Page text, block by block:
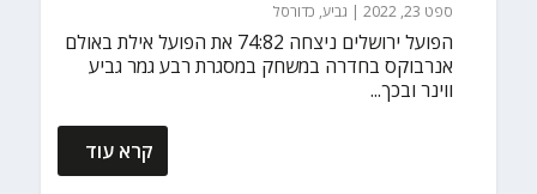
ספט 23, 2022 | גביע, כדורסל
הפועל ירושלים ניצחה 74:82 את הפועל אילת באולם
אנרבוקס בחדרה במשחק במסגרת רבע גמר גביע
ווינר ובכך...
קרא עוד